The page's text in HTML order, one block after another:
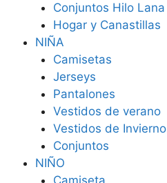
Conjuntos Hilo Lana
Hogar y Canastillas
NIÑA
Camisetas
Jerseys
Pantalones
Vestidos de verano
Vestidos de Invierno
Conjuntos
NIÑO